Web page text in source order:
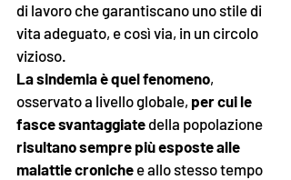
di lavoro che garantiscano uno stile di
vita adeguato, e così via, in un circolo
vizioso.
La sindemia è quel fenomeno,
osservato a livello globale, per cui le
fasce svantaggiate della popolazione
risultano sempre più esposte alle
malattie croniche e allo stesso tempo